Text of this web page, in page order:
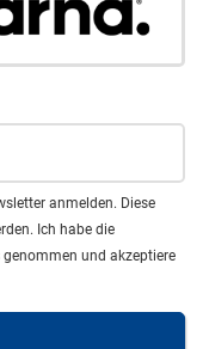
anmelden. Diese
Ich habe die
und akzeptiere